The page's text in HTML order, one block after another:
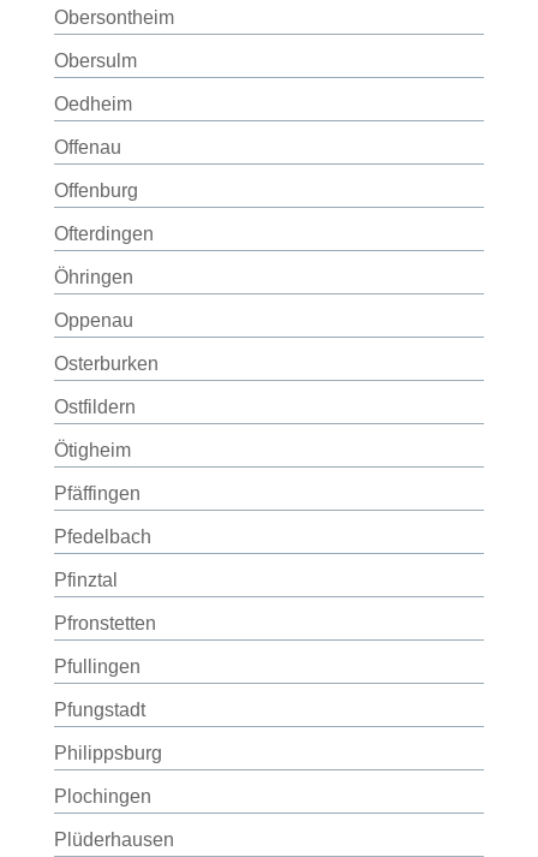
Obersontheim
Obersulm
Oedheim
Offenau
Offenburg
Ofterdingen
Öhringen
Oppenau
Osterburken
Ostfildern
Ötigheim
Pfäffingen
Pfedelbach
Pfinztal
Pfronstetten
Pfullingen
Pfungstadt
Philippsburg
Plochingen
Plüderhausen